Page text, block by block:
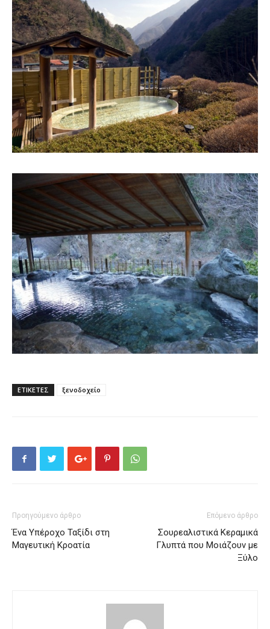
ΕΤΙΚΕΤΕΣ ξενοδοχείο
Προηγούμενο άρθρο
Ένα Υπέροχο Ταξίδι στη
Μαγευτική Κροατία
Επόμενο άρθρο
Σουρεαλιστικά Κεραμικά
Γλυπτά που Μοιάζουν με
Ξύλο